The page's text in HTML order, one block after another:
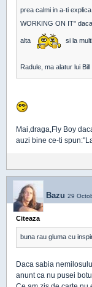
prea calmi in a-ti
WORKING ON IT"
alta si la
Radule, ma alatur lui
Mai,draga,Fly Boy
auzi bine ce-ti
Bazu 29
Citeaza
buna rau gluma cu
Daca sabia
anunt ca nu pusei